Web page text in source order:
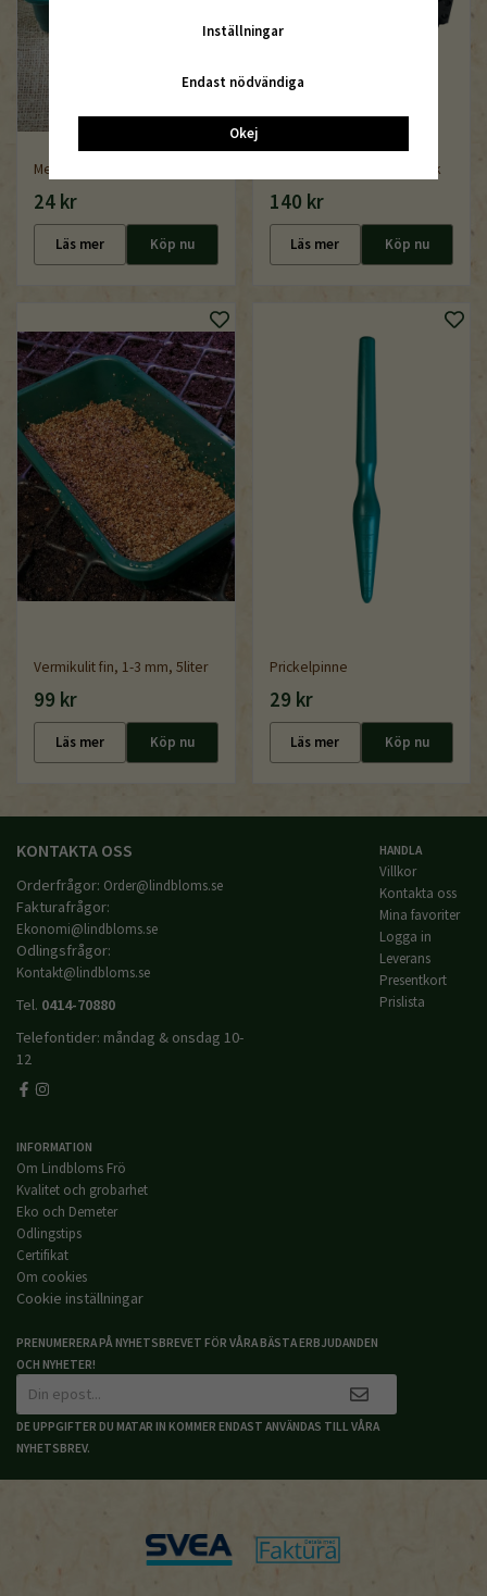
Mellan såask för bredsådd
24 kr
Läs mer Köp nu
Fyrkantskruka 7cm, 50-pack
140 kr
Läs mer Köp nu
Vermikulit fin, 1-3 mm, 5liter
99 kr
Läs mer Köp nu
Prickelpinne
29 kr
Läs mer Köp nu
KONTAKTA OSS
Orderfrågor: Order@lindbloms.se
Fakturafrågor:
Ekonomi@lindbloms.se
Odlingsfrågor:
Kontakt@lindbloms.se
Tel. 0414-70880
Telefontider: måndag & onsdag 10-
12
HANDLA
Villkor
Kontakta oss
Mina favoriter
Logga in
Leverans
Presentkort
Prislista
INFORMATION
Om Lindbloms Frö
Kvalitet och grobarhet
Eko och Demeter
Odlingstips
Certifikat
Om cookies
Cookie inställningar
PRENUMERERA PÅ NYHETSBREVET FÖR VÅRA BÄSTA ERBJUDANDEN
OCH NYHETER!
DE UPPGIFTER DU MATAR IN KOMMER ENDAST ANVÄNDAS TILL VÅRA
NYHETSBREV.
Inställningar
Endast nödvändiga
Okej